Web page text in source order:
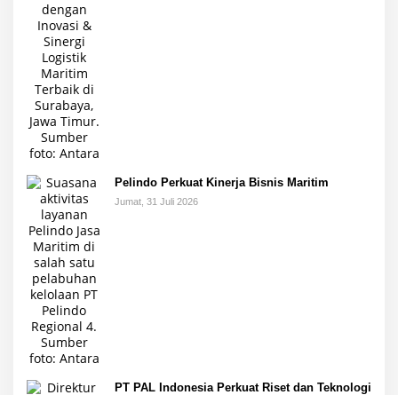
Pelindo Perkuat Kinerja Bisnis Maritim
Jumat, 31 Juli 2026
PT PAL Indonesia Perkuat Riset dan Teknologi